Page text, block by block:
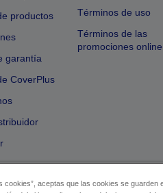
productos
garantía
CoverPlus
Términos de uso
Términos de las
promociones online
cookies”, aceptas que las cookies se guarden